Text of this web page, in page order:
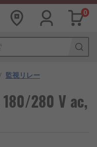
0
監視リレー
280 V ac,